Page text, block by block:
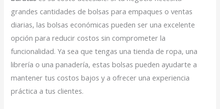
grandes cantidades de bolsas para empaques o ventas
diarias, las bolsas económicas pueden ser una excelente
opción para reducir costos sin comprometer la
funcionalidad. Ya sea que tengas una tienda de ropa, una
librería o una panadería, estas bolsas pueden ayudarte a
mantener tus costos bajos y a ofrecer una experiencia
práctica a tus clientes.